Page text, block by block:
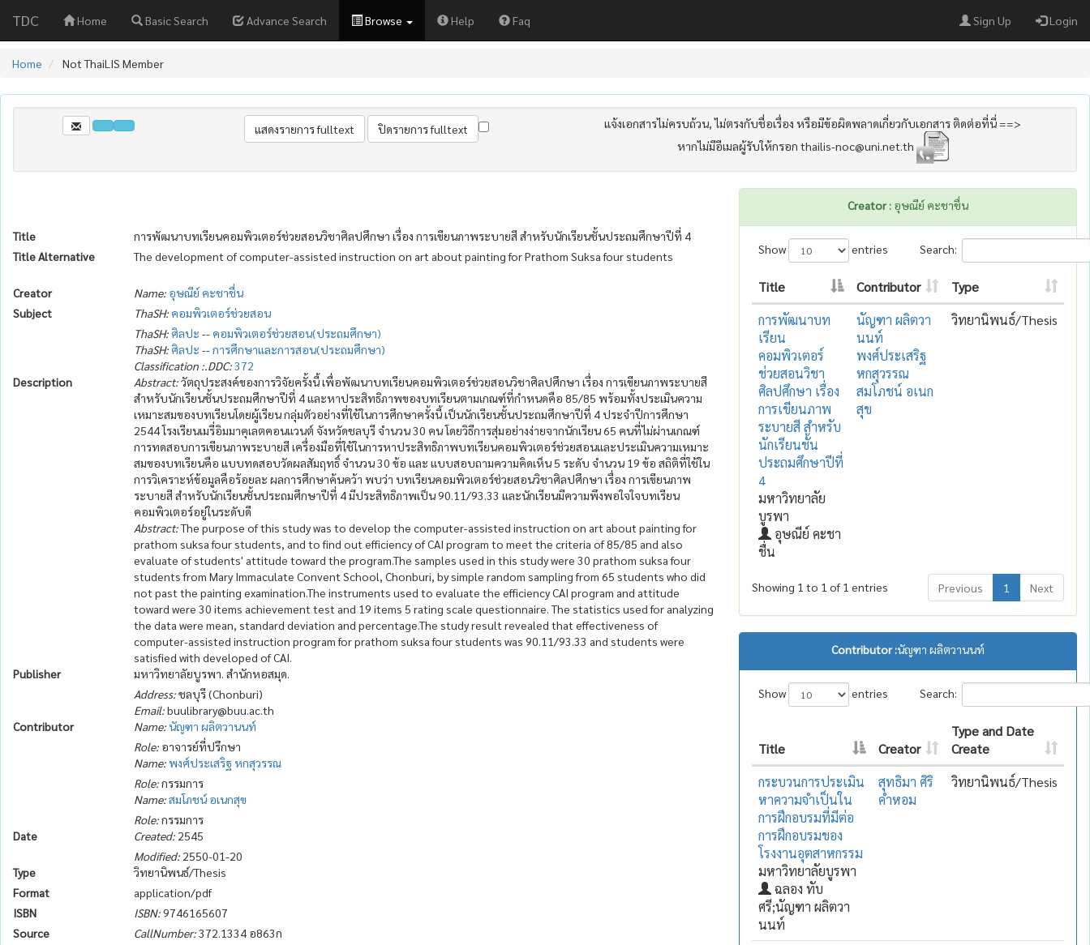
TDC Home Basic Search Advance Search Browse Help Faq Sign Up Login
Home Not ThaiLIS Member
แจ้งเอกสารไม่ครบถ้วน, ไม่ตรงกับชื่อเรื่อง หรือมีข้อผิดพลาดเกี่ยวกับเอกสาร ติดต่อที่นี่ ==>
หากไม่มีอีเมลผู้รับให้กรอก thailis-noc@uni.net.th
Title
การพัฒนาบทเรียนคอมพิวเตอร์ช่วยสอนวิชาศิลปศึกษา เรื่อง การเขียนภาพระบายสี สำหรับนักเรียนชั้นประถมศึกษาปีที่ 4
Title Alternative
The development of computer-assisted instruction on art about painting for Prathom Suksa four students
Creator Name: อุษณีย์ คะชาชื่น
Subject
ThaSH: คอมพิวเตอร์ช่วยสอน
ThaSH: ศิลปะ -- คอมพิวเตอร์ช่วยสอน(ประถมศึกษา)
ThaSH: ศิลปะ --การศึกษาและการสอน(ประถมศึกษา)
Classification :.DDC:372
Description
Abstract:วัตถุประสงค์ของการวิจัยครั้งนี้ เพื่อพัฒนาบทเรียนคอมพิวเตอร์ช่วยสอนวิชาศิลปศึกษา เรื่อง การเขียนภาพระบายสี
สำหรับนักเรียนชั้นประถมศึกษาปีที่ 4 และหาประสิทธิภาพของบทเรียนตามเกณฑ์ที่กำหนดคือ 85/85 พร้อมทั้งประเมินความ
เหมาะสมของบทเรียนโดยผู้เรียน กลุ่มตัวอย่างที่ใช้ในการศึกษาครั้งนี้ เป็นนักเรียนชั้นประถมศึกษาปีที่ 4 ประจำปีการศึกษา
2544 โรงเรียนเมรี่อิมมาคุเลตคอนแวนต์ จังหวัดชลบุรี จำนวน 30 คน โดยวิธีการสุ่มอย่างง่ายจากนักเรียน 65 คนที่ไม่ผ่านเกณฑ์
การทดสอบการเขียนภาพระบายสี เครื่องมือที่ใช้ในการหาประสิทธิภาพบทเรียนคอมพิวเตอร์ช่วยสอนและประเมินความเหมาะ
สมของบทเรียนคือ แบบทดสอบวัดผลสัมฤทธิ์ จำนวน 30 ข้อ และ แบบสอบถามความคิดเห็น 5 ระดับ จำนวน 19 ข้อ สถิติที่ใช้ใน
การวิเคราะห์ข้อมูลคือร้อยละ ผลการศึกษาค้นคว้า พบว่า บทเรียนคอมพิวเตอร์ช่วยสอนวิชาศิลปศึกษา เรื่อง การเขียนภาพ
ระบายสี สำหรับนักเรียนชั้นประถมศึกษาปีที่ 4 มีประสิทธิภาพเป็น 90.11/93.33 และนักเรียนมีความพึงพอใจใจบทเรียน
คอมพิวเตอร์อยู่ในระดับดี
Abstract:The purpose of this study was to develop the computer-assisted instruction on art about painting for
prathom suksa four students, and to find out efficiency of CAI program to meet the criteria of 85/85 and also
evaluate of students' attitude toward the program.The samples used in this study were 30 prathom suksa four
students from Mary Immaculate Convent School, Chonburi, by simple random sampling from 65 students who did
not past the painting examination.The instruments used to evaluate the efficiency CAI program and attitude
toward were 30 items achievement test and 19 items 5 rating scale questionnaire. The statistics used for analyzing
the data were mean, standard deviation and percentage.The study result revealed that effectiveness of
computer-assisted instruction program for prathom suksa four students was 90.11/93.33 and students were
satisfied with developed of CAI.
Publisher
มหาวิทยาลัยบูรพา. สำนักหอสมุด.
Address:ชลบุรี (Chonburi)
Email:buulibrary@buu.ac.th
Contributor
Name:นัญฑา ผลิตวานนท์
Role: อาจารย์ที่ปรึกษา
Name:พงศ์ประเสริฐ หกสุวรรณ
Role:กรรมการ
Name:สมโภชน์ อเนกสุข
Role:กรรมการ
Date
Created: 2545
Modified: 2550-01-20
Type
วิทยานิพนธ์/Thesis
Format
application/pdf
ISBN
ISBN:9746165607
Source
CallNumber:372.1334 อ863ก
Creator :อุษณีย์ คะชาชื่น
Show entries Search:
Title Contributor
Type
การพัฒนาบท
เรียน
คอมพิวเตอร์
ช่วยสอนวิชา
ศิลปศึกษา เรื่อง
การเขียนภาพ
ระบายสี สำหรับ
นักเรียนชั้น
ประถมศึกษาปีที่
4
มหาวิทยาลัย
บูรพา
อุษณีย์ คะชา
ชื่น
นัญฑา ผลิตวา
นนท์
พงศ์ประเสริฐ
หกสุวรรณ
สมโภชน์ อเนก
สุข
วิทยานิพนธ์/Thesis
Showing 1 to 1 of 1 entries Previous 1 Next
Contributor :นัญฑา ผลิตวานนท์
Show entries Search:
Title Creator
Type and Date
Create
กระบวนการประเมิน
หาความจำเป็นใน
การฝึกอบรมที่มีต่อ
การฝึกอบรมของ
โรงงานอุตสาหกรรม
มหาวิทยาลัยบูรพา
ฉลอง ทับ
ศรี;นัญฑา ผลิตวา
นนท์
สุทธิมา ศิริ
คำหอม
วิทยานิพนธ์/Thesis